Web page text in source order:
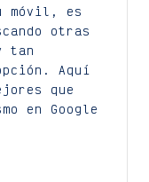
móvil, es
otras
tan
Aquí
que
en Google